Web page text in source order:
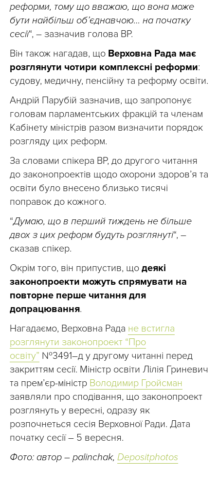
реформи, тому що вважаю, що вона може
бути найбільш об’єднавчою… на початку
сесії“, – зазначив голова ВР.
Він також нагадав, що Верховна Рада має
розглянути чотири комплексні реформи:
судову, медичну, пенсійну та реформу освіти.
Андрій Парубій зазначив, що запропонує
головам парламентських фракцій та членам
Кабінету міністрів разом визначити порядок
розгляду цих реформ.
За словами спікера ВР, до другого читання
до законопроектів щодо охорони здоров’я та
освіти було внесено близько тисячі
поправок до кожного.
“Думаю, що в перший тиждень не більше
двох з цих реформ будуть розглянуті“, –
сказав спікер.
Окрім того, він припустив, що деякі
законопроекти можуть спрямувати на
повторне перше читання для
допрацювання.
Нагадаємо, Верховна Рада не встигла
розглянути законопроект “Про
освіту” №3491–д у другому читанні перед
закриттям сесії. Міністр освіти Лілія Гриневич
та прем’єр-міністр Володимир Гройсман
заявляли про сподівання, що законопроект
розглянуть у вересні, одразу як
розпочнеться сесія Верховної Ради. Дата
початку сесії – 5 вересня.
Фото: автор – palinchak, Depositphotos